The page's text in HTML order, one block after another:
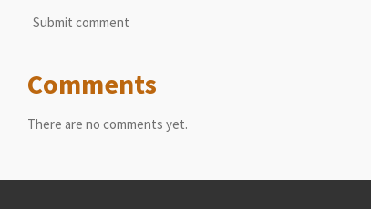
Submit comment
Comments
There are no comments yet.